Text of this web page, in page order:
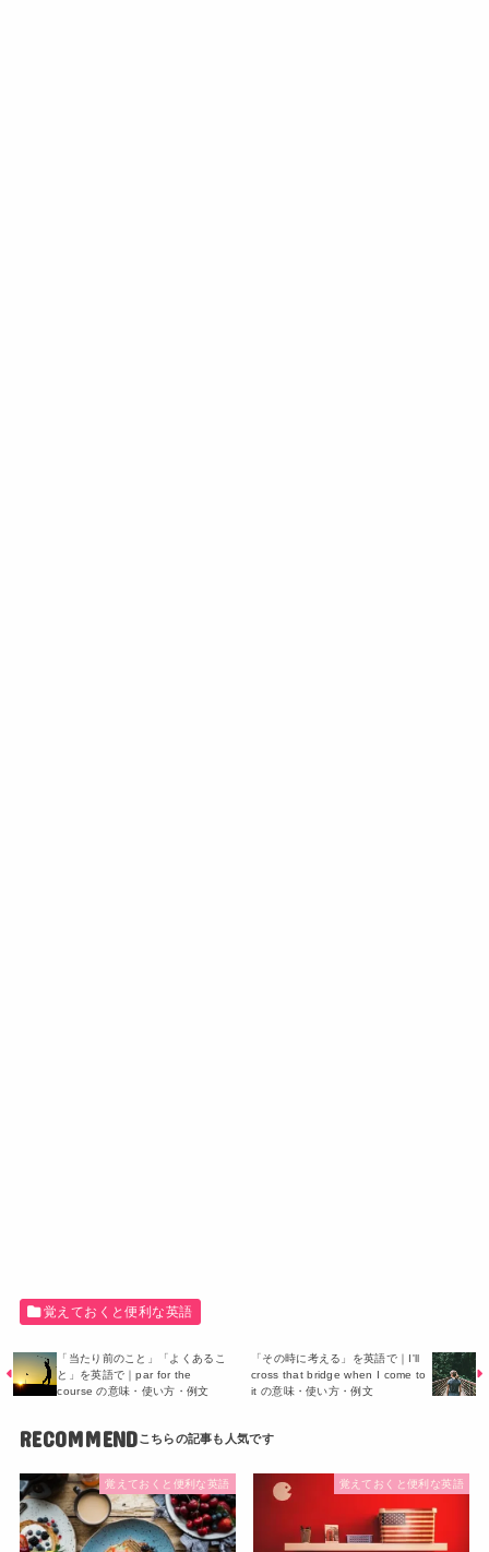
覚えておくと便利な英語
「当たり前のこと」「よくあるこ
と」を英語で｜par for the
course の意味・使い方・例文
「その時に考える」を英語で｜I'll
cross that bridge when I come to
it の意味・使い方・例文
RECOMMEND
覚えておくと便利な英語 覚えておくと便利な英語